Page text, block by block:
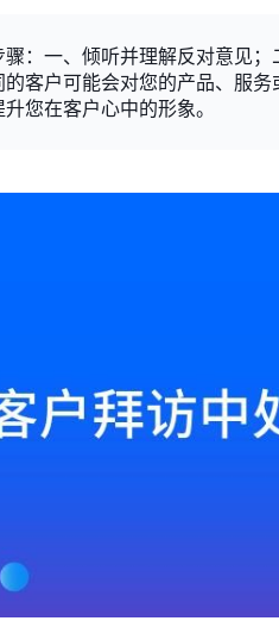
：一、倾听并理解反对意见
客户可能会对您的产品、服
您在客户心中的形象。